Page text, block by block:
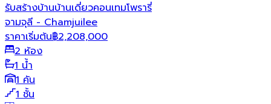
รับสร้างบ้านบ้านเดี่ยวคอนเทมโพรารี่
จามจุลี - Chamjuilee
ราคาเริ่มต้น฿2,208,000
2 ห้อง
1 น้ำ
1 คัน
1 ชั้น